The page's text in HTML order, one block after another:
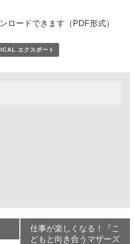
ロードできます（PDF形式）
エクスポート
仕事が楽しくなる！『こ
どもと向き合うマザーズ